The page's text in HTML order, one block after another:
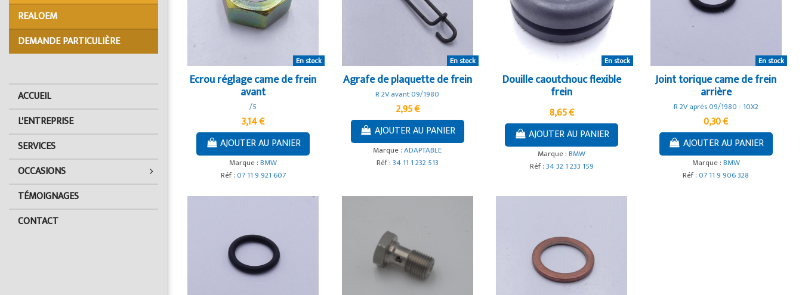
REALOEM
DEMANDE PARTICULIÈRE
ACCUEIL
L'ENTREPRISE
SERVICES
OCCASIONS
TÉMOIGNAGES
CONTACT
En stock
Ecrou réglage came de frein
avant
/5
3,14 €
AJOUTER AU PANIER
Marque :BMW
Réf :07 11 9 921 607
En stock
Agrafe de plaquette de frein
R 2V avant 09/1980
2,95 €
AJOUTER AU PANIER
Marque :ADAPTABLE
Réf :34 11 1 232 513
En stock
Douille caoutchouc flexible
frein
8,65 €
AJOUTER AU PANIER
Marque :BMW
Réf :34 32 1 233 159
En stock
Joint torique came de frein
arrière
R 2V après 09/1980 - 10X2
0,30 €
AJOUTER AU PANIER
Marque :BMW
Réf :07 11 9 906 328